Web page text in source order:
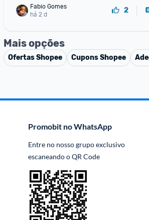
Fabio Gomes
há 2 d
2
Mais opções
OfertasShopee CuponsShopee
Promobit no WhatsApp
Entre no nosso grupo exclusivo
escaneando o QR Code